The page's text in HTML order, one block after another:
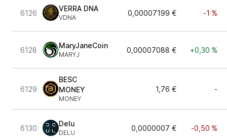
6126
VERRA DNA
VDNA
0,00007199 € -1 %
6128
MaryJaneCoin
MARYJ
0,00007088 € +0,30 %
6129
BESC
MONEY
MONEY
1,76 € -
6130
Delu
DELU
0,0000007 € -0,50 %